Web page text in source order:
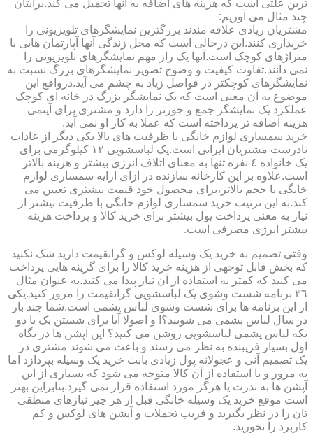
ترین علتی است که هزینه های اضافه به آنها تحمیل می کند.برایتان
چند مثال می آوریم:
مشتریان زیادی علاقه مندند بزرگترین نمایشگرهای تلویزیونی را
خریداری کنند.این درحالی است که محل زندگی آنها آپارتمان هایی با
متراژهای کوچک است.آنها یک راز مهم نمایشگرهای تلویزیونی را
نمی دانند.تفاوت کیفیت و وضوح تصویر نمایشگرهای بزرگ نسبت به
نمایشگرهای کوچکتر در فواصل زیاد به چشم می آید.درواقع این
موضوع به آن معنی است که یک نمایشگر بزرگ در خانه ای کوچک
عملکرد یک نمایشگر جمع و جورتر را دارد و مشتری برای آیتمی
هزینه اضافه تر پرداخته است که عملا به کار او نمی آید.
خرید سمساری لوازم خانگی با ظرفیت های بالا یکی دیگر از عادات
نادرست مشتریان ایرانی است.یک لباسشویی ١٢ کیلوگرمی برای
یک خانواده ٤ نفره تنها به معنای اتلاف انرژی بیشتر و هزینه بالاتر
است.علاوه بر این کارخانه سازنده در ازای ارایه سمساری لوازم
خانگی با حجم بالاتر،برای محصول خود قیمت بیشتری تعیین می
کند.به این ترتیب خرید سمساری لوازم خانگی با ظرفیت بیشتر از
نیاز به معنی پرداخت پول بیشتر برای خرید کالا و پرداخت هزینه
بیشتر انرژی مصرفی است.
وقتی تصمیم به خرید یک وسیله لوکس و گرانقیمت دارید شک نکنید
که بخش قابل توجهی از هزینه خرید کالا را برای گزینه هایی پرداخت
می کنید که کمتر به استفاده از آن نیاز پیدا می کنید.به عنوان مثال
٣٦ برنامه شست وشوی یک لباسشویی گرانقیمت را مرور کنید.یکی
از این برنامه ها برای شست وشوی لباس پشمی است.شما چند بار
در سال لباس پشمی می شویید؟! و اصولا آیا برای شستن یک یا دو
تکه لباس پشمی لباسشویی روشن می کنید؟ این آپشن ها در نگاه
اول بسیار فریبنده به نظر می رسند و باعث می شوند مشتری در
یک تصمیم آنی و عجولانه پول زیادی بابت خرید یک وسیله بپردازد اما
به مرور و با استفاده از آن کالا متوجه می شود که بسیاری از این
آپشن ها به ندرت یا هرگز مورد استفاده قرار نمی گیرد.بنابراین بهتر
است موقع خرید یک وسیله خانگی قبل از هر چیز نیازهای منطقی
تان را در نظر بگیرید و فریب تجملات و آپشن های لوکس و کم
کاربرد را نخورید.